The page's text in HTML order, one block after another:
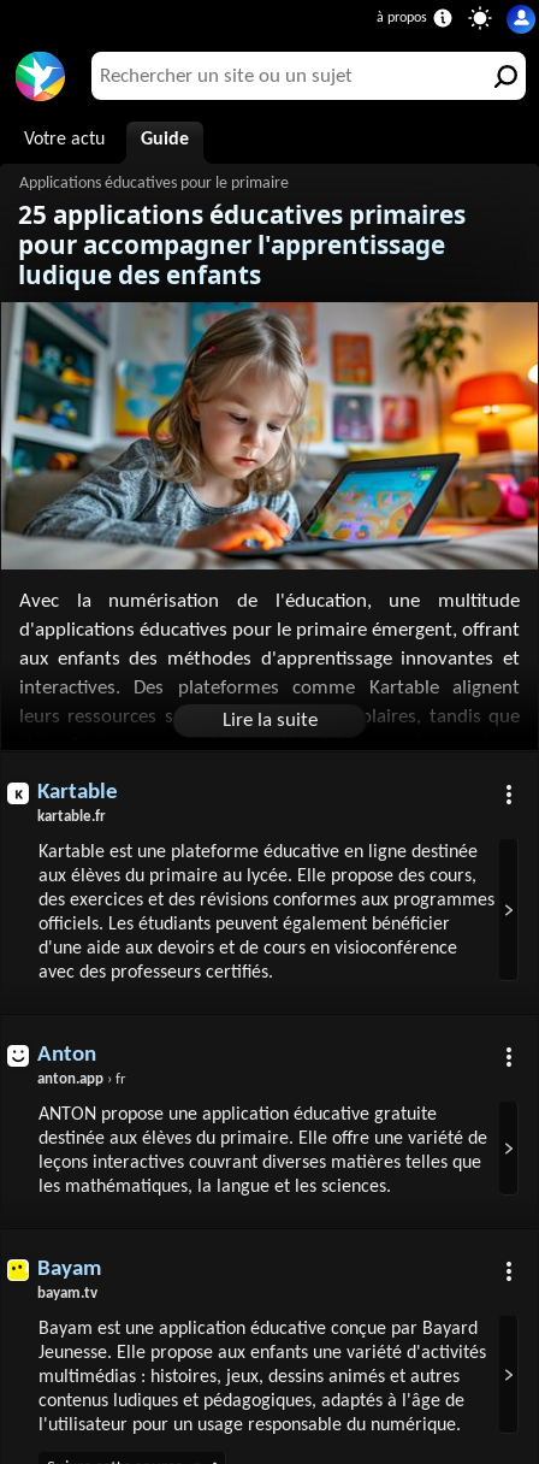
Votre actu Guide
25 applications éducatives primaires
pour accompagner l'apprentissage
ludique des enfants
Avec la numérisation de l'éducation, une multitude
d'applications éducatives pour le primaire émergent, offrant
aux enfants des méthodes d'apprentissage innovantes et
interactives. Des plateformes comme Kartable alignent
leurs ressources sur les programmes scolaires, tandis que
numérique avec des contenus multimédias variés, et
applications comme Corneille stimulent la lecture, tandis
que Petit Prof et L'Escapadou favorisent un apprentissage
actif à travers le jeu et la pratique. Ces outils pédagogiques
s'adaptent à l'âge et au rythme de chaque enfant, rendant
l'éducation à la fois accessible et divertissante.
Kartable
kartable.fr
Kartable est une plateforme éducative en ligne destinée
aux élèves du primaire au lycée. Elle propose des cours,
des exercices et des révisions conformes aux programmes
officiels. Les étudiants peuvent également bénéficier
d'une aide aux devoirs et de cours en visioconférence
avec des professeurs certifiés.
Anton
anton.app › fr
ANTON propose une application éducative gratuite
destinée aux élèves du primaire. Elle offre une variété de
leçons interactives couvrant diverses matières telles que
les mathématiques, la langue et les sciences.
Bayam
bayam.tv
Bayam est une application éducative conçue par Bayard
Jeunesse. Elle propose aux enfants une variété d'activités
multimédias : histoires, jeux, dessins animés et autres
contenus ludiques et pédagogiques, adaptés à l'âge de
l'utilisateur pour un usage responsable du numérique.